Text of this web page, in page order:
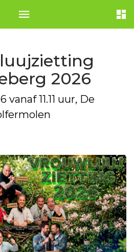
2026
vanaf 11.11 uur, De